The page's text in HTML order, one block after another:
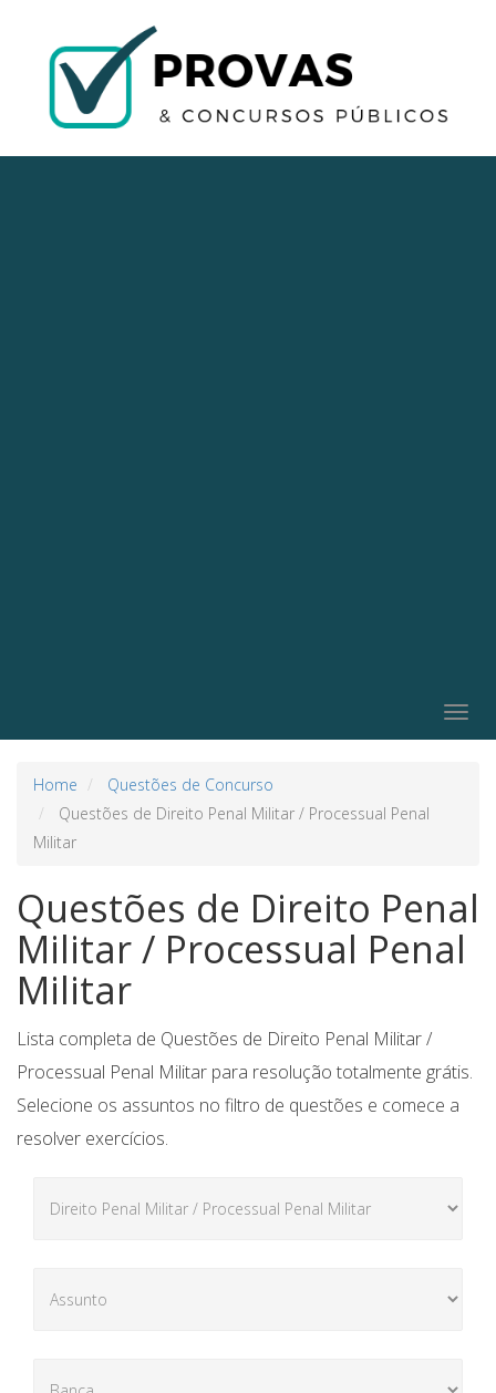
Home
Questões de Concurso
Questões de Direito Penal Militar / Processual Penal
Militar
Questões de Direito Penal
Militar / Processual Penal
Militar
Lista completa de Questões de Direito Penal Militar /
Processual Penal Militar para resolução totalmente grátis.
Selecione os assuntos no filtro de questões e comece a
resolver exercícios.